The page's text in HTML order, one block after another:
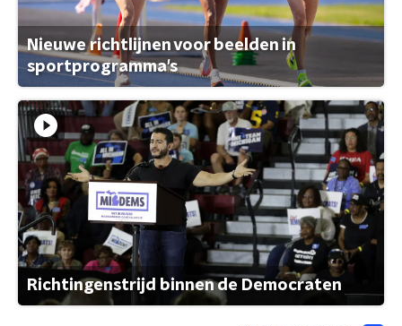
Nieuwe richtlijnen voor beelden in
sportprogramma's
Richtingenstrijd binnen de Democraten